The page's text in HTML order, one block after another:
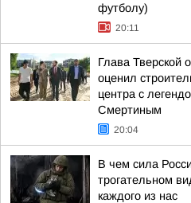
футболу)
20:11
Глава Тверской
оценил
центра с
Смертиным
20:04
В чем сила
трогательном
каждого из нас